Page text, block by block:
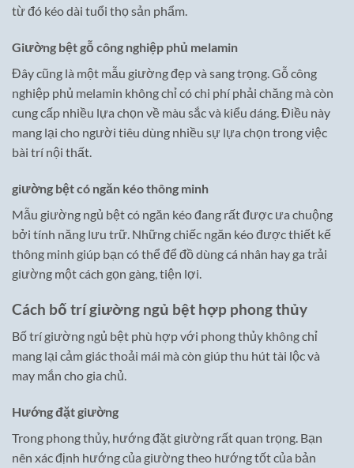
từ đó kéo dài tuổi thọ sản phẩm.
Giường bệt gỗ công nghiệp phủ melamin
Đây cũng là một mẫu giường đẹp và sang trọng. Gỗ công
nghiệp phủ melamin không chỉ có chi phí phải chăng mà còn
cung cấp nhiều lựa chọn về màu sắc và kiểu dáng. Điều này
mang lại cho người tiêu dùng nhiều sự lựa chọn trong việc
bài trí nội thất.
giường bệt có ngăn kéo thông minh
Mẫu giường ngủ bệt có ngăn kéo đang rất được ưa chuộng
bởi tính năng lưu trữ. Những chiếc ngăn kéo được thiết kế
thông minh giúp bạn có thể để đồ dùng cá nhân hay ga trải
giường một cách gọn gàng, tiện lợi.
Cách bố trí giường ngủ bệt hợp phong thủy
Bố trí giường ngủ bệt phù hợp với phong thủy không chỉ
mang lại cảm giác thoải mái mà còn giúp thu hút tài lộc và
may mắn cho gia chủ.
Hướng đặt giường
Trong phong thủy, hướng đặt giường rất quan trọng. Bạn
nên xác định hướng của giường theo hướng tốt của bản